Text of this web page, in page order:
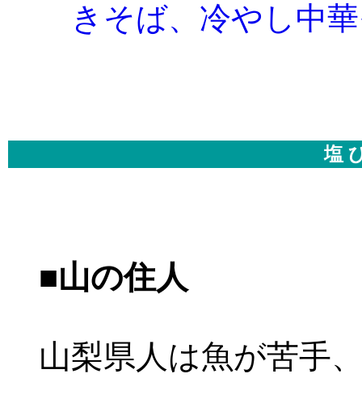
きそば、 冷やし中
塩
■山の住人
山梨県人は魚が苦手